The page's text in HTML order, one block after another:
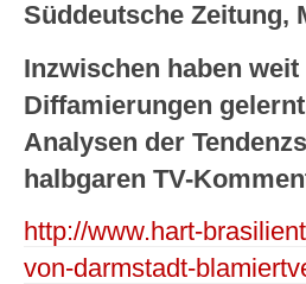
Süddeutsche Zeitung,
Inzwischen haben
Diffamierungen
Analysen der
halbgaren TV-
http://www.hart-
von-darmstadt-